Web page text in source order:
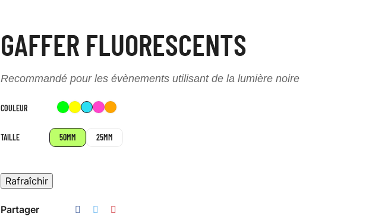
GAFFER FLUORESCENTS
Recommandé pour les évènements utilisant de la lumière noire
COULEUR
VertJaune
BleuRoseOrange
TAILLE
50MM 25MM
Partager